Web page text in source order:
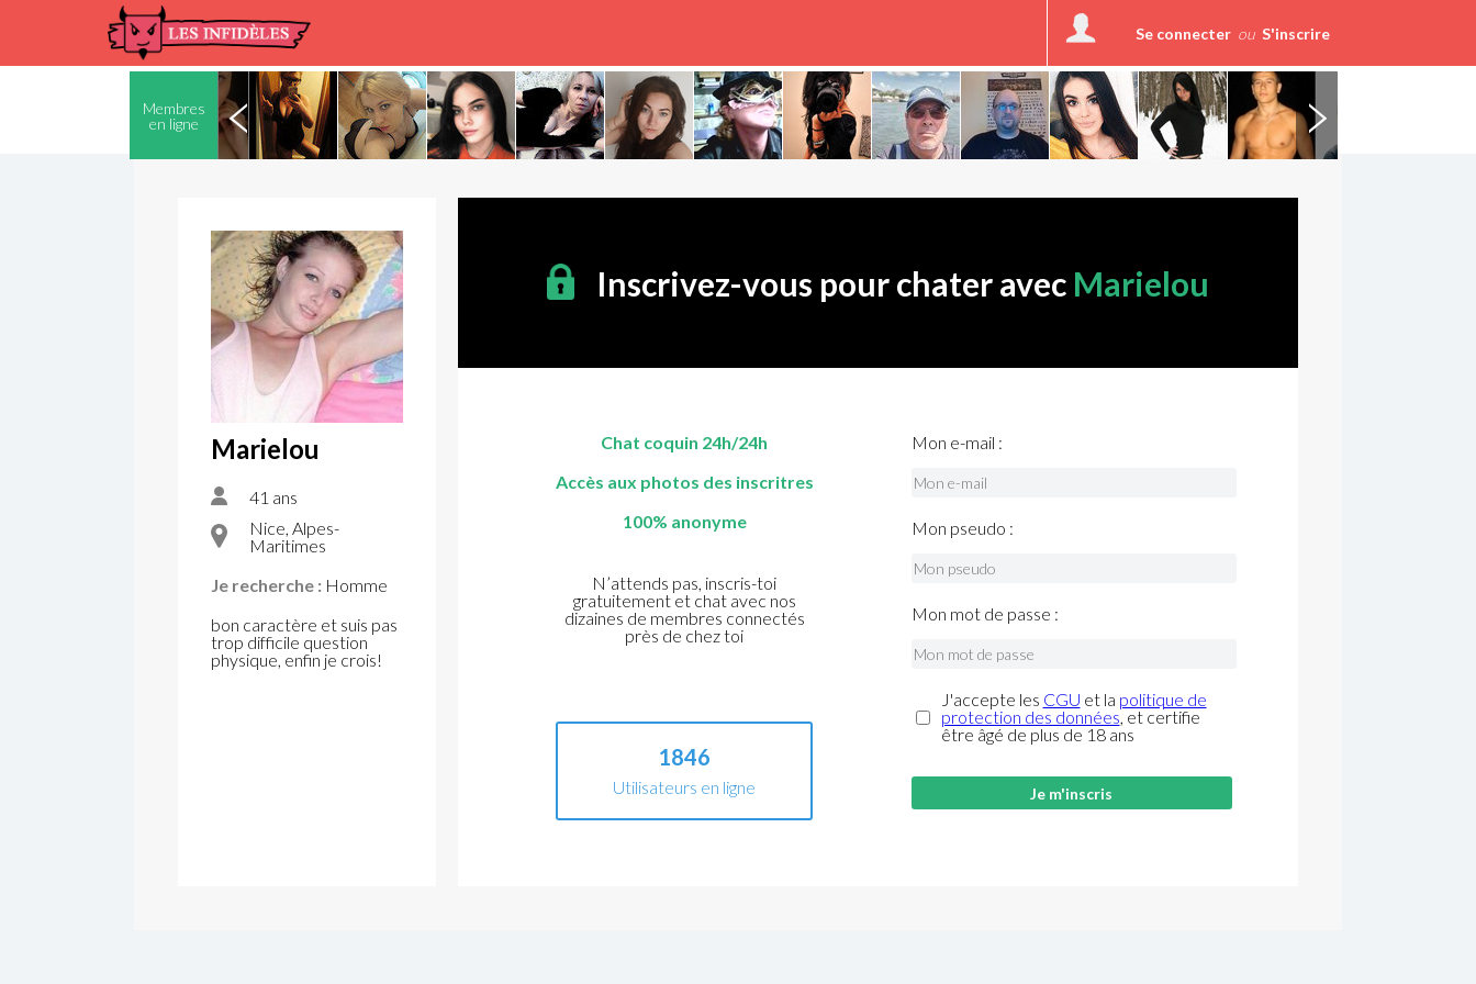
Se connecter ou S'inscrire
Membres
en ligne
Marielou
41 ans
Nice, Alpes-
Maritimes
Je recherche : Homme
bon caractère et suis pas
trop difficile question
physique, enfin je crois!
Inscrivez-vous pour chater avec Marielou
Chat coquin 24h/24h
Accès aux photos des inscritres
100% anonyme
N’attends pas, inscris-toi
gratuitement et chat avec nos
dizaines de membres connectés
près de chez toi
1846
Utilisateurs en ligne
Mon e-mail :
Mon pseudo :
Mon mot de passe :
J'accepte les CGU et la politique de
protection des données, et certifie
être âgé de plus de 18 ans